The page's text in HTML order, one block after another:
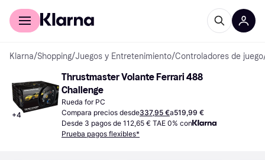
Comprar con Klarna
Klarna/Shopping/Juegos y Entretenimiento/Controladores de juego
+4
Thrustmaster Volante Ferrari 488
Challenge
Rueda for PC
Compara precios desde337,95 €a519,99 €
Desde 3 pagos de 112,65 € TAE 0% con
Prueba pagos flexibles*